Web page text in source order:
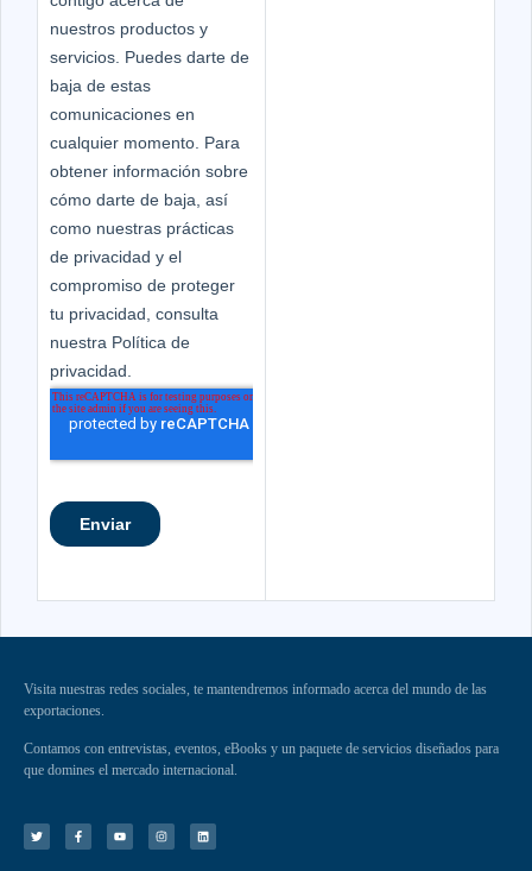
Visita nuestras redes sociales, te mantendremos informado acerca del mundo de las
exportaciones.
Contamos con entrevistas, eventos, eBooks y un paquete de servicios diseñados para
que domines el mercado internacional.